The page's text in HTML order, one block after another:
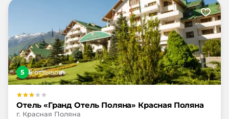
5 5отзывов
Отель «Гранд Отель Поляна» Красная Поляна
г. Красная Поляна